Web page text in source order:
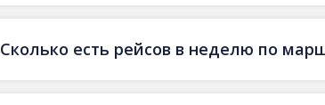
Сколько есть рейсов в неделю по